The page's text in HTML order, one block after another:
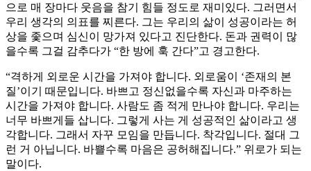
으로 매 장마다 웃음을 참기 힘들 정도로 재미있다. 그러면서
우리 생각의 의표를 찌른다. 그는 우리의 삶이 성공이라는 허
상을 좇으며 심신이 망가져 있다고 진단한다. 돈과 권력이 많
을수록 그걸 감추다가 “한 방에 훅 간다”고 경고한다.
“격하게 외로운 시간을 가져야 합니다. 외로움이 ‘존재의 본
질’이기 때문입니다. 바쁘고 정신없을수록 자신과 마주하는
시간을 가져야 합니다. 사람도 좀 적게 만나야 합니다. 우리는
너무 바쁘게들 삽니다. 그렇게 사는 게 성공적인 삶이라고 생
각합니다. 그래서 자꾸 모임을 만듭니다. 착각입니다. 절대 그
런 거 아닙니다. 바쁠수록 마음은 공허해집니다.” 위로가 되는
말이다.